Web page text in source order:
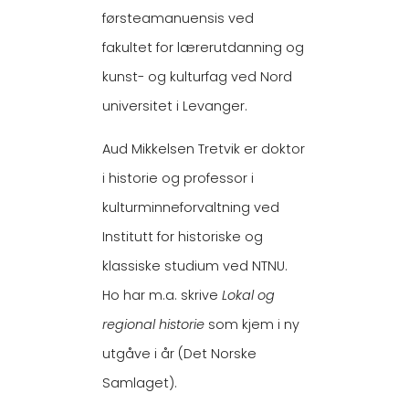
førsteamanuensis ved
fakultet for lærerutdanning og
kunst- og kulturfag ved Nord
universitet i Levanger.
Aud Mikkelsen Tretvik er doktor
i historie og professor i
kulturminneforvaltning ved
Institutt for historiske og
klassiske studium ved NTNU.
Ho har m.a. skrive Lokal og
regional historie som kjem i ny
utgåve i år (Det Norske
Samlaget).